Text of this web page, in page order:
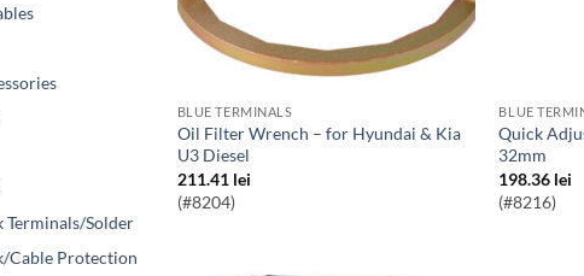
Terminals/Solder
Cable Protection
BLUE TERMINALS
Oil Filter Wrench – for Hyundai & Kia
U3 Diesel
211.41 lei
(#8204)
BLUE
Quick Adjustable Wrench Head 14 –
32mm
198.36 lei
(#8216)